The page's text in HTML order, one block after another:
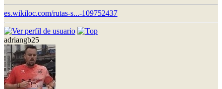
es.wikiloc.com/rutas-s...-109752437
adriangb25